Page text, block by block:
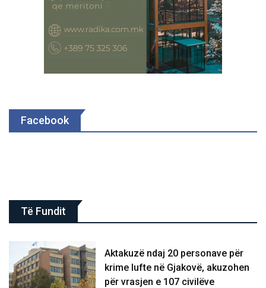
Facebook
Të Fundit
Aktakuzë ndaj 20 personave për
krime lufte në Gjakovë, akuzohen
për vrasjen e 107 civilëve